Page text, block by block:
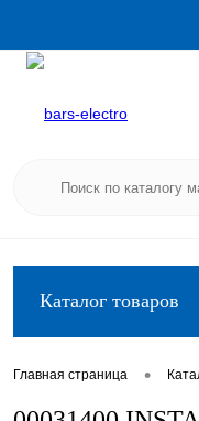
Каталог товаров
Главная страница •